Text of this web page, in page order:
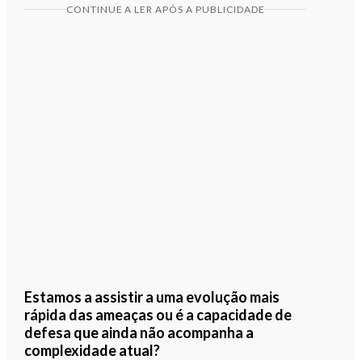
CONTINUE A LER APÓS A PUBLICIDADE
Estamos a assistir a uma evolução mais
rápida das ameaças ou é a capacidade de
defesa que ainda não acompanha a
complexidade atual?